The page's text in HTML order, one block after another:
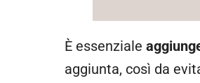
È essenziale
aggiunta, così da